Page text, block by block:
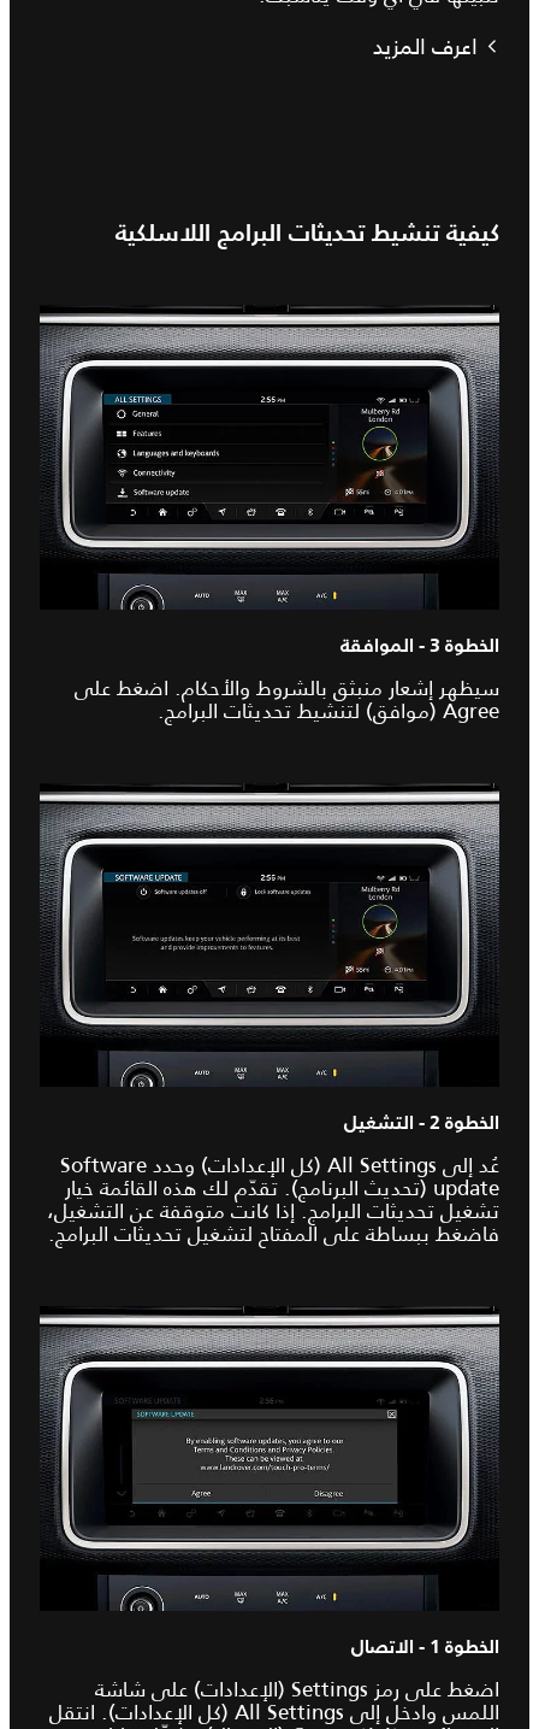
اعرف المزيد
كيفية تنشيط تحديثات البرامج اللاسلكية
الخطوة 3 - الموافقة
سيظهر إشعار منبثق بالشروط والأحكام. اضغط على
Agree (موافق) لتنشيط تحديثات البرامج.
الخطوة 2 - التشغيل
عُد إلى All Settings (كل الإعدادات) وحدد Software
update (تحديث البرنامج). تقدّم لك هذه القائمة خيار
تشغيل تحديثات البرامج. إذا كانت متوقفة عن التشغيل،
فاضغط ببساطة على المفتاح لتشغيل تحديثات البرامج.
الخطوة 1 - الاتصال
اضغط على رمز Settings (الإعدادات) على شاشة
اللمس وادخل إلى All Settings (كل الإعدادات). انتقل